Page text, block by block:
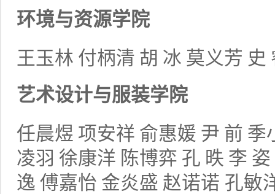
环境与资源学院
王玉林 付柄清 胡 冰 莫义芳 史
艺术设计与服装学院
任晨煜 项安祥 俞惠媛 尹 前 季
凌羽 徐康洋 陈博弈 孔 昳 李 姿
逸 傅嘉怡 金炎盛 赵诺诺 孔敏